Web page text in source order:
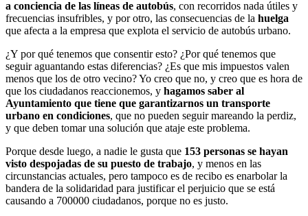
a conciencia de las líneas de autobús, con recorridos nada útiles y
frecuencias insufribles, y por otro, las consecuencias de la huelga
que afecta a la empresa que explota el servicio de autobús urbano.
¿Y por qué tenemos que consentir esto? ¿Por qué tenemos que
seguir aguantando estas diferencias? ¿Es que mis impuestos valen
menos que los de otro vecino? Yo creo que no, y creo que es hora de
que los ciudadanos reaccionemos, y hagamos saber al
Ayuntamiento que tiene que garantizarnos un transporte
urbano en condiciones, que no pueden seguir mareando la perdiz,
y que deben tomar una solución que ataje este problema.
Porque desde luego, a nadie le gusta que 153 personas se hayan
visto despojadas de su puesto de trabajo, y menos en las
circunstancias actuales, pero tampoco es de recibo es enarbolar la
bandera de la solidaridad para justificar el perjuicio que se está
causando a 700000 ciudadanos, porque no es justo.